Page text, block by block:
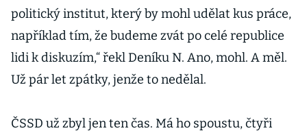
politický institut, který by mohl udělat kus práce,
například tím, že budeme zvát po celé republice
lidi k diskuzím,“ řekl Deníku N. Ano, mohl. A měl.
Už pár let zpátky, jenže to nedělal.
ČSSD už zbyl jen ten čas. Má ho spoustu, čtyři